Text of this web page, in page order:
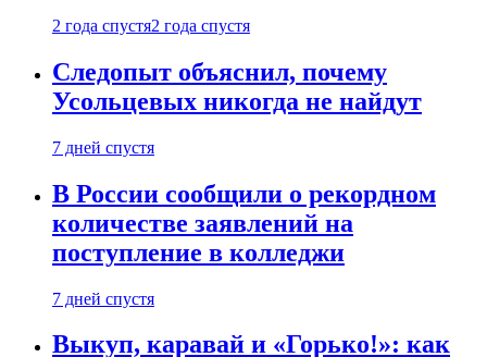
2 года спустя2 года спустя
Следопыт объяснил, почему
Усольцевых никогда не найдут
7 дней спустя
В России сообщили о рекордном
количестве заявлений на
поступление в колледжи
7 дней спустя
Выкуп, каравай и «Горько!»: как